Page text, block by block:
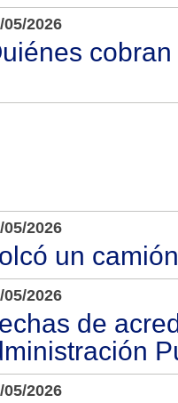
05/2026
05/2026
un camión
05/2026
de
05/2026